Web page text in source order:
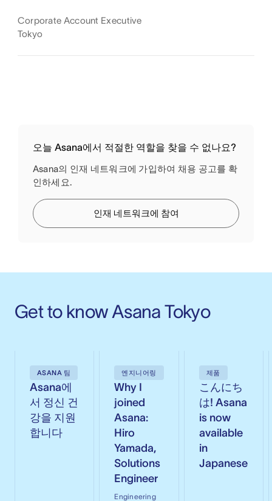
Corporate Account Executive
Tokyo
오늘 Asana에서 적절한 역할을 찾을 수 없나요?
Asana의 인재 네트워크에 가입하여 채용 공고를 확
인하세요.
인재 네트워크에 참여
Get to know Asana Tokyo
ASANA 팀
Asana에
서 정신 건
강을 지원
합니다
엔지니어링
Why I
joined
Asana:
Hiro
Yamada,
Solutions
Engineer
Engineering
제품
こんにち
は! Asana
is now
available
in
Japanese